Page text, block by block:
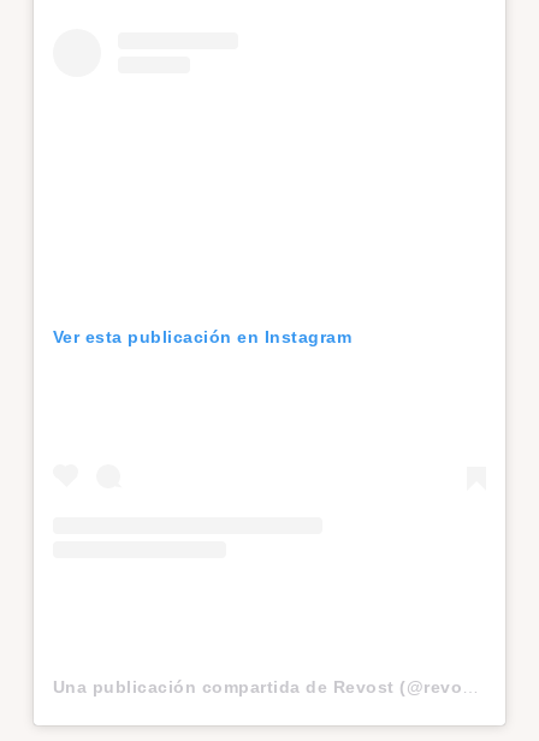
Ver esta publicación en Instagram
Una publicación compartida de Revost (@revost13)